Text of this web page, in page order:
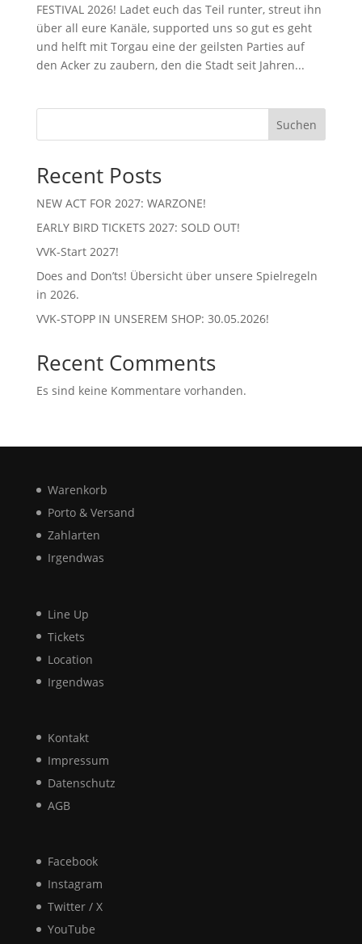
FESTIVAL 2026! Ladet euch das Teil runter, streut ihn
über all eure Kanäle, supported uns so gut es geht
und helft mit Torgau eine der geilsten Parties auf
den Acker zu zaubern, den die Stadt seit Jahren...
Suchen
Recent Posts
NEW ACT FOR 2027: WARZONE!
EARLY BIRD TICKETS 2027: SOLD OUT!
VVK-Start 2027!
Does and Don’ts! Übersicht über unsere Spielregeln
in 2026.
VVK-STOPP IN UNSEREM SHOP: 30.05.2026!
Recent Comments
Es sind keine Kommentare vorhanden.
Warenkorb
Porto & Versand
Zahlarten
Irgendwas
Line Up
Tickets
Location
Irgendwas
Kontakt
Impressum
Datenschutz
AGB
Facebook
Instagram
Twitter / X
YouTube